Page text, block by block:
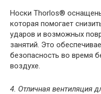
Носки Thorlos®
которая помогает
ударов и возможных
занятий. Это
безопасность во время
воздухе.
4. Отличная вентиляция